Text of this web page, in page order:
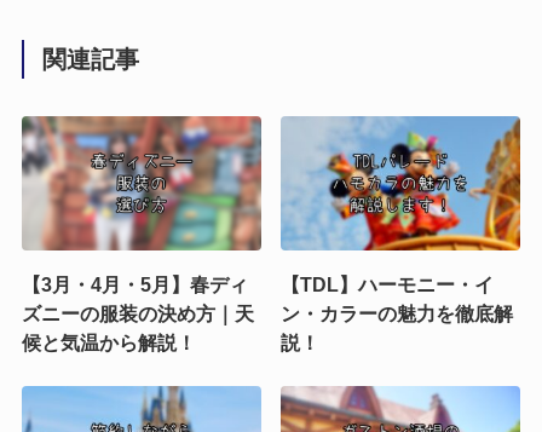
関連記事
【3月・4月・5月】春ディ
ズニーの服装の決め方｜天
候と気温から解説！
【TDL】ハーモニー・イ
ン・カラーの魅力を徹底解
説！